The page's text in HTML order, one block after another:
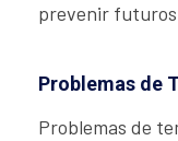
prevenir
Problemas de
Problemas de